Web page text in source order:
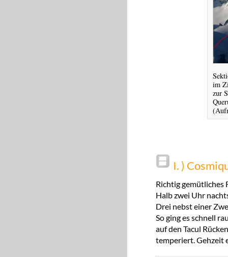
im
zur
I. )
Richtig gemütliches
Halb zwei Uhr
Drei nebst einer
So ging es schnell
auf den Tacul
temperiert. Gehzeit